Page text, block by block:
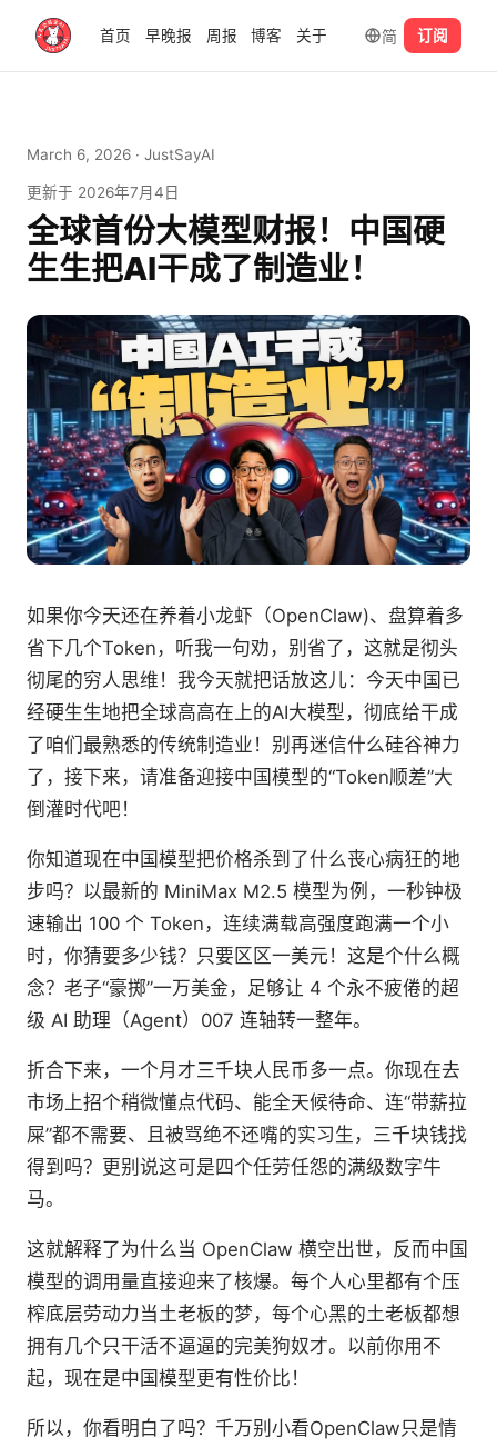
首页 早晚报 周报 博客 关于 简 订阅
March 6, 2026 · JustSayAI
更新于 2026年7月4日
全球首份大模型财报！中国硬
生生把AI干成了制造业！
如果你今天还在养着小龙虾（OpenClaw)、盘算着多
省下几个Token，听我一句劝，别省了，这就是彻头
彻尾的穷人思维！我今天就把话放这儿：今天中国已
经硬生生地把全球高高在上的AI大模型，彻底给干成
了咱们最熟悉的传统制造业！别再迷信什么硅谷神力
了，接下来，请准备迎接中国模型的“Token顺差”大
倒灌时代吧！
你知道现在中国模型把价格杀到了什么丧心病狂的地
步吗？以最新的 MiniMax M2.5 模型为例，一秒钟极
速输出 100 个 Token，连续满载高强度跑满一个小
时，你猜要多少钱？只要区区一美元！这是个什么概
念？老子“豪掷”一万美金，足够让 4 个永不疲倦的超
级 AI 助理（Agent）007 连轴转一整年。
折合下来，一个月才三千块人民币多一点。你现在去
市场上招个稍微懂点代码、能全天候待命、连“带薪拉
屎”都不需要、且被骂绝不还嘴的实习生，三千块钱找
得到吗？更别说这可是四个任劳任怨的满级数字牛
马。
这就解释了为什么当 OpenClaw 横空出世，反而中国
模型的调用量直接迎来了核爆。每个人心里都有个压
榨底层劳动力当土老板的梦，每个心黑的土老板都想
拥有几个只干活不逼逼的完美狗奴才。以前你用不
起，现在是中国模型更有性价比！
所以，你看明白了吗？千万别小看OpenClaw只是情